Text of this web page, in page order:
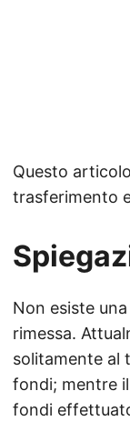
Questo
trasferimento
Non esiste
rimessa.
solitamente al
fondi; mentre
fondi